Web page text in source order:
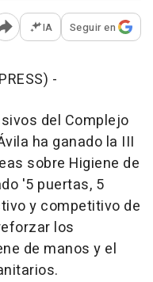
Abrir opciones para
IA Seguir en
-
del Complejo
ha ganado la III
sobre Higiene de
'5 puertas, 5
y competitivo de
los
de manos y el